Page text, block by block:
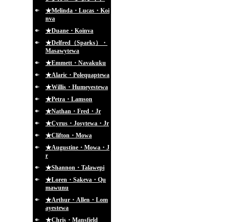
★Melinda・Lucas・Koi
nva
★Duane・Koinva
★Delfred（Sparks）・
Masawytewa
★Emmett・Navakuku
★Alaric・Polequaptewa
★Willis・Humeyestewa
★Petra・Lamson
★Nathan・Fred・Jr
★Cyrus・Josytewa・Jr
★Clifton・Mowa
★Augustine・Mowa・J
r
★Shannon・Talawepi
★Loren・Sakeva・Qu
mawunu
★Arthur・Allen・Lom
ayestewa
★Chris・Mansfield